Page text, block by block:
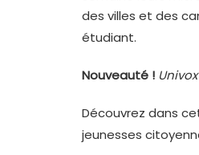
des villes et des
étudiant.
Nouveauté !
Découvrez dans
jeunesses